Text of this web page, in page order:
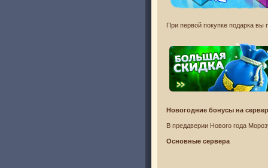
При первой покупке подарка вы
Новогодние бонусы на
В преддверии Нового года
Основные сервера